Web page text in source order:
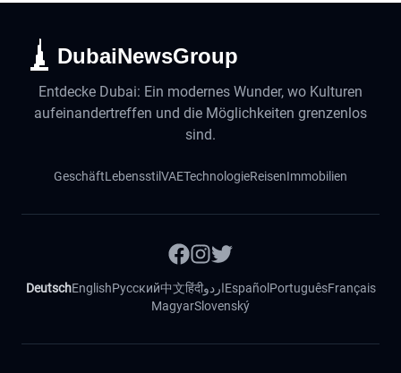
DubaiNewsGroup
Entdecke Dubai: Ein modernes Wunder, wo Kulturen
aufeinandertreffen und die Möglichkeiten grenzenlos
sind.
GeschäftLebensstilVAETechnologieReisenImmobilien
DeutschEnglishРусский中文हिंदीاردوEspañol PortuguêsFrançais
MagyarSlovenský